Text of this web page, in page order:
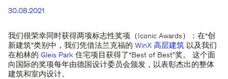
30.08.2021
我们很荣幸同时获得两项标志性奖项（Iconic Awards）：在“创
新建筑”类别中，我们凭借法兰克福的 WinX 高层建筑 以及我们
在柏林的 Gleis Park 住宅项目获得了“Best of Best”奖。 这个面
向国际的奖项每年由德国设计委员会颁发，以表彰杰出的整体
建筑和室内设计。